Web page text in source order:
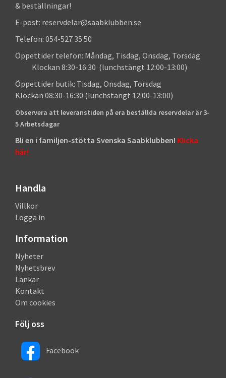
& beställningar!
E-post: reservdelar@saabklubben.se
Telefon: 054-527 35 50
Öppettider telefon: Måndag, Tisdag, Onsdag, Torsdag
Klockan 8:30-16:30 (lunchstängt 12:00-13:00)
Öppettider butik: Tisdag, Onsdag, Torsdag
Klockan 08:30-16:30 (lunchstängt 12:00-13:00)
Observera att leveranstiden på era beställda reservdelar är 3-
5 Arbetsdagar
Bli en i familjen-stötta Svenska Saabklubben! Klicka
här!
Handla
Villkor
Logga in
Information
Nyheter
Nyhetsbrev
Länkar
Kontakt
Om cookies
Följ oss
Facebook